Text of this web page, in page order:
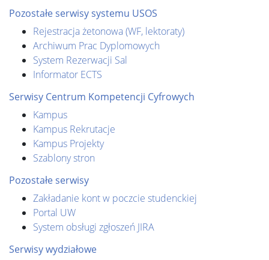
Pozostałe serwisy systemu USOS
Rejestracja żetonowa (WF, lektoraty)
Archiwum Prac Dyplomowych
System Rezerwacji Sal
Informator ECTS
Serwisy Centrum Kompetencji Cyfrowych
Kampus
Kampus Rekrutacje
Kampus Projekty
Szablony stron
Pozostałe serwisy
Zakładanie kont w poczcie studenckiej
Portal UW
System obsługi zgłoszeń JIRA
Serwisy wydziałowe